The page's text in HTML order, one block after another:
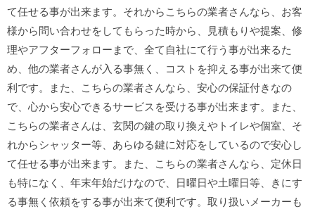
て任せる事が出来ます。それからこちらの業者さんなら、お客
様から問い合わせをしてもらった時から、見積もりや提案、修
理やアフターフォローまで、全て自社にて行う事が出来るた
め、他の業者さんが入る事無く、コストを抑える事が出来て便
利です。また、こちらの業者さんなら、安心の保証付きなの
で、心から安心できるサービスを受ける事が出来ます。また、
こちらの業者さんは、玄関の鍵の取り換えやトイレや個室、そ
れからシャッター等、あらゆる鍵に対応をしているので安心し
て任せる事が出来ます。また、こちらの業者さんなら、定休日
も特になく、年末年始だけなので、日曜日や土曜日等、きにす
る事無く依頼をする事が出来て便利です。取り扱いメーカーも